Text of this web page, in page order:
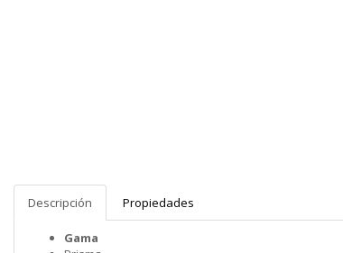
Descripción Propiedades
Gama